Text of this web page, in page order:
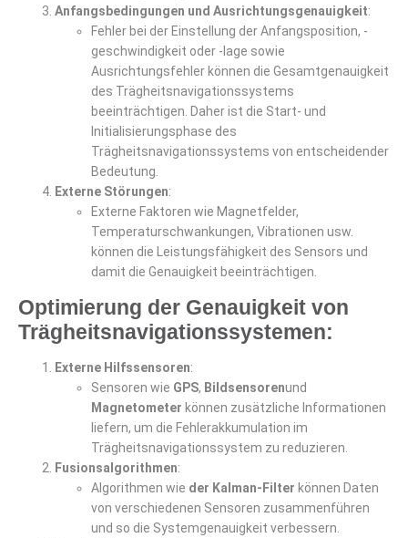
Anfangsbedingungen und Ausrichtungsgenauigkeit:
Fehler bei der Einstellung der Anfangsposition, -
geschwindigkeit oder -lage sowie
Ausrichtungsfehler können die Gesamtgenauigkeit
des Trägheitsnavigationssystems
beeinträchtigen. Daher ist die Start- und
Initialisierungsphase des
Trägheitsnavigationssystems von entscheidender
Bedeutung.
Externe Störungen:
Externe Faktoren wie Magnetfelder,
Temperaturschwankungen, Vibrationen usw.
können die Leistungsfähigkeit des Sensors und
damit die Genauigkeit beeinträchtigen.
Optimierung der Genauigkeit von
Trägheitsnavigationssystemen:
Externe Hilfssensoren:
Sensoren wie GPS, Bildsensorenund
Magnetometer können zusätzliche Informationen
liefern, um die Fehlerakkumulation im
Trägheitsnavigationssystem zu reduzieren.
Fusionsalgorithmen:
Algorithmen wie der Kalman-Filter können Daten
von verschiedenen Sensoren zusammenführen
und so die Systemgenauigkeit verbessern.